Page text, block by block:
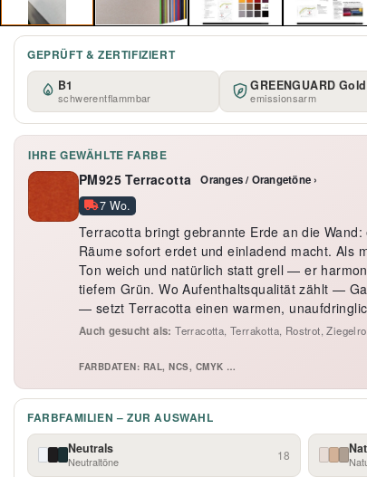
GEPRÜFT & ZERTIFIZIERT
B1
schwerentflammbar
GREENGUARD Gold
emissionsarm
IHRE GEWÄHLTE FARBE
PM925 Terracotta Oranges / Orangetöne ›
7 Wo.
Terracotta bringt gebrannte Erde an die
Räume sofort erdet und einladend macht. Als
Ton weich und natürlich statt grell — er
tiefem Grün. Wo Aufenthaltsqualität zählt —
— setzt Terracotta einen warmen,
Auch gesucht als: Terracotta, Terrakotta, Rostrot,
FARBDATEN: RAL, NCS, CMYK …
FARBFAMILIEN – ZUR AUSWAHL
Neutrals
Neutraltöne 18